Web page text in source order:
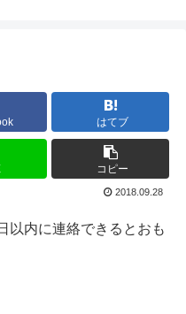
はてブ
コピー
2018.09.28
以内に連絡できるとおも